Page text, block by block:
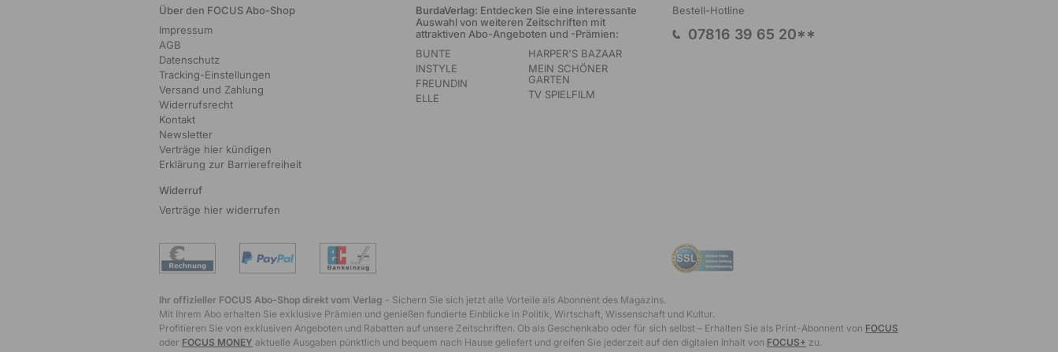
Über den FOCUS Abo-Shop
Impressum
AGB
Datenschutz
Tracking-Einstellungen
Versand und Zahlung
Widerrufsrecht
Kontakt
Newsletter
Verträge hier kündigen
Erklärung zur Barrierefreiheit
Widerruf
Verträge hier widerrufen
BurdaVerlag: Entdecken Sie eine interessante
Auswahl von weiteren Zeitschriften mit
attraktiven Abo-Angeboten und -Prämien:
BUNTE
INSTYLE
FREUNDIN
ELLE
HARPER'S BAZAAR
MEIN SCHÖNER
GARTEN
TV SPIELFILM
Bestell-Hotline
07816 39 65 20**
Ihr offizieller FOCUS Abo-Shop direkt vom Verlag - Sichern Sie sich jetzt alle Vorteile als Abonnent des Magazins.
Mit Ihrem Abo erhalten Sie exklusive Prämien und genießen fundierte Einblicke in Politik, Wirtschaft, Wissenschaft und Kultur.
Profitieren Sie von exklusiven Angeboten und Rabatten auf unsere Zeitschriften. Ob als Geschenkabo oder für sich selbst – Erhalten Sie als Print-Abonnent von FOCUS
oder FOCUS MONEY aktuelle Ausgaben pünktlich und bequem nach Hause geliefert und greifen Sie jederzeit auf den digitalen Inhalt von FOCUS+ zu.